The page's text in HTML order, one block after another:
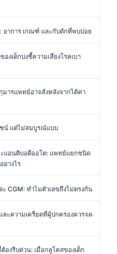
อาการ เกณฑ์ และกับดักที่พบบ่อย
องเด็กบ่งชี้ความเสี่ยงโรคเบา
มารแพทย์อาจสั่งหลังจากได้ค่า
ชน์ แต่ไม่สมบูรณ์แบบ
แอนติบอดีออโต: แพทย์แยกชนิด
ย่างไร
CGM: ทำไมตัวเลขถึงไม่ตรงกัน
ละความเครียดที่ผู้ปกครองควรจด
งรีบด่วน: เมื่อกลูโคสของเด็ก